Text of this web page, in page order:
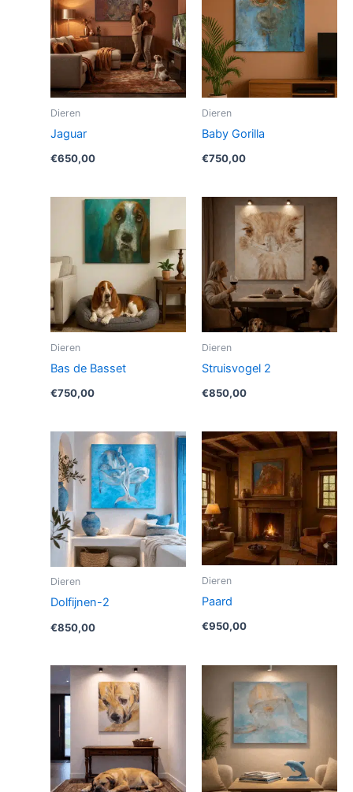
Dieren
Jaguar
€650,00
Dieren
Baby Gorilla
€750,00
Dieren
Bas de Basset
€750,00
Dieren
Struisvogel 2
€850,00
Dieren
Dolfijnen-2
€850,00
Dieren
Paard
€950,00